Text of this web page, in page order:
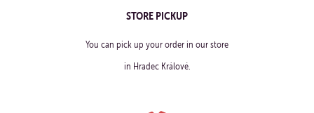
STORE PICKUP
You can pick up your order in our store
in Hradec Králové.